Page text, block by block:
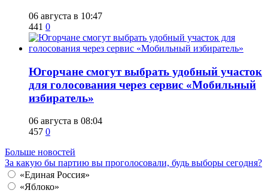
06 августа в 10:47
441 0
Югорчане смогут выбрать удобный участок
для голосования через сервис «Мобильный
избиратель»
06 августа в 08:04
457 0
Больше новостей
За какую бы партию вы проголосовали, будь выборы сегодня?
«Единая Россия»
«Яблоко»